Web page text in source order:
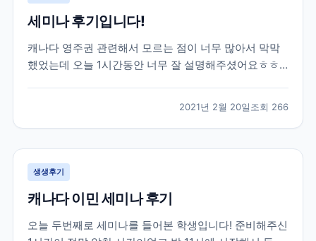
세미나 후기입니다!
캐나다 영주권 관련해서 모르는 점이 너무 많아서 막막
했었는데 오늘 1시간동안 너무 잘 설명해주셨어요ㅎㅎ
2021년 2월 20일조회 266
생생후기
캐나다 이민 세미나 후기
오늘 두번째로 세미나를 들어본 학생입니다! 준비해주신